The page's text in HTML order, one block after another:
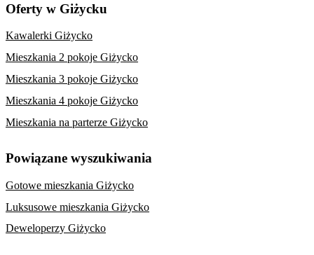
Oferty w Giżycku
Kawalerki Giżycko
Mieszkania 2 pokoje Giżycko
Mieszkania 3 pokoje Giżycko
Mieszkania 4 pokoje Giżycko
Mieszkania na parterze Giżycko
Powiązane wyszukiwania
Gotowe mieszkania Giżycko
Luksusowe mieszkania Giżycko
Deweloperzy Giżycko